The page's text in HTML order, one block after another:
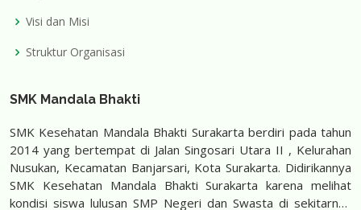
Visi dan Misi
Struktur Organisasi
SMK Mandala Bhakti
SMK Kesehatan Mandala Bhakti Surakarta berdiri pada tahun
2014 yang bertempat di Jalan Singosari Utara II , Kelurahan
Nusukan, Kecamatan Banjarsari, Kota Surakarta. Didirikannya
SMK Kesehatan Mandala Bhakti Surakarta karena melihat
kondisi siswa lulusan SMP Negeri dan Swasta di sekitarnya